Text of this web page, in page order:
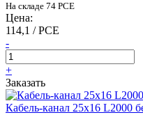
На складе 74 PCE
Цена:
114,1 / PCE
-
+
Заказать
Кабель-канал 25х16 L2000